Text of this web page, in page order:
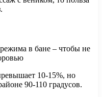
10-15%, но
90-110 градусов.